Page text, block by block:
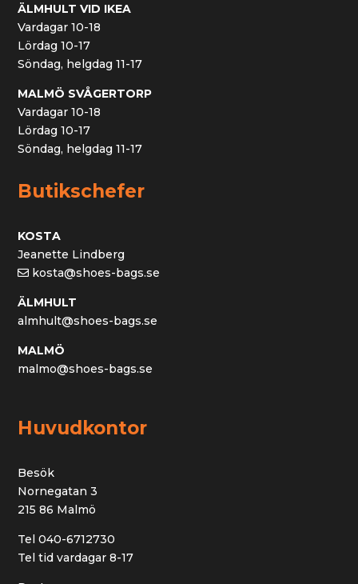
ÄLMHULT VID IKEA
Vardagar 10-18
Lördag 10-17
Söndag, helgdag 11-17
MALMÖ SVÅGERTORP
Vardagar 10-18
Lördag 10-17
Söndag, helgdag 11-17
Butikschefer
KOSTA
Jeanette Lindberg
kosta@shoes-bags.se
ÄLMHULT
almhult@shoes-bags.se
MALMÖ
malmo@shoes-bags.se
Huvudkontor
Besök
Nornegatan 3
215 86 Malmö
Tel 040-6712730
Tel tid vardagar 8-17